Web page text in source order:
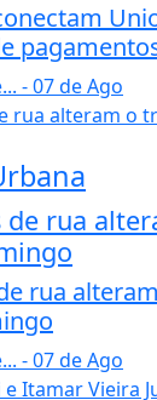
- 07 de Ago
de rua
rua
- 07 de Ago